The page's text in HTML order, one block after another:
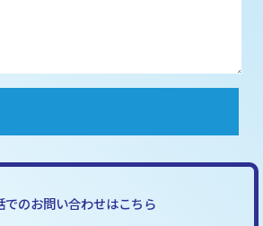
でのお問い合わせはこちら